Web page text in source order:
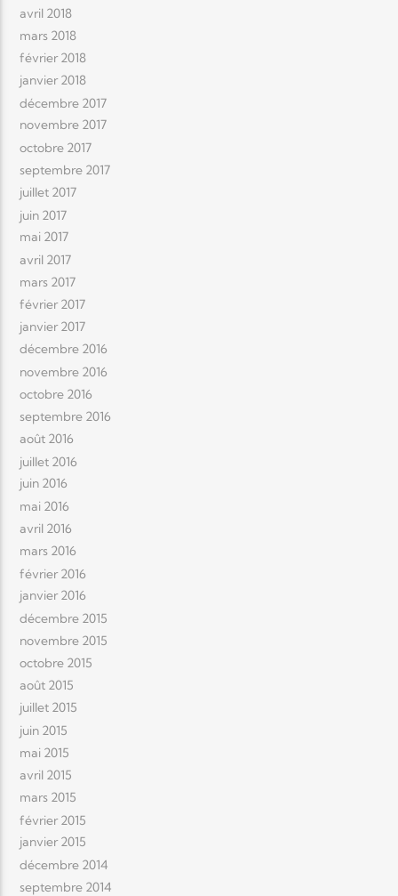
avril 2018
mars 2018
février 2018
janvier 2018
décembre 2017
novembre 2017
octobre 2017
septembre 2017
juillet 2017
juin 2017
mai 2017
avril 2017
mars 2017
février 2017
janvier 2017
décembre 2016
novembre 2016
octobre 2016
septembre 2016
août 2016
juillet 2016
juin 2016
mai 2016
avril 2016
mars 2016
février 2016
janvier 2016
décembre 2015
novembre 2015
octobre 2015
août 2015
juillet 2015
juin 2015
mai 2015
avril 2015
mars 2015
février 2015
janvier 2015
décembre 2014
septembre 2014